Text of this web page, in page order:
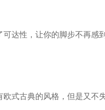
达性，让你的脚步不再感
式古典的风格，但是又不